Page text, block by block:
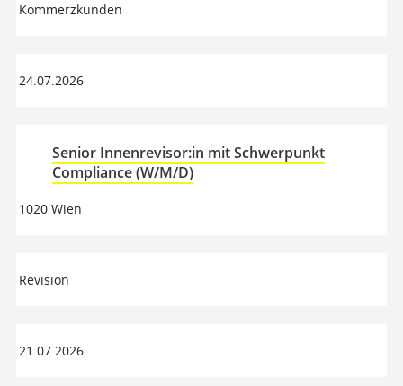
Kommerzkunden
24.07.2026
Senior Innenrevisor:in mit Schwerpunkt
Compliance (W/M/D)
1020 Wien
Revision
21.07.2026